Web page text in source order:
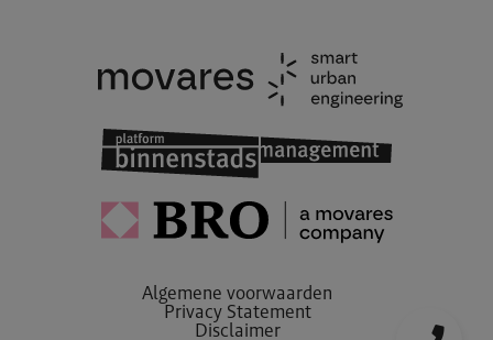
Algemene voorwaarden
Privacy Statement
Disclaimer